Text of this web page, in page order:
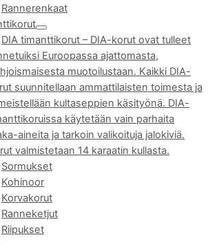
Rannerenkaat
DIA timanttikorut – DIA-korut ovat tulleet
Euroopassa ajattomasta,
muotoilustaan. Kaikki DIA-
suunnitellaan ammattilaisten toimesta ja
kultaseppien käsityönä. DIA-
käytetään vain parhaita
aineita ja tarkoin valikoituja jalokiviä.
valmistetaan 14 karaatin kullasta.
Sormukset
Kohinoor
Korvakorut
Ranneketjut
Riipukset